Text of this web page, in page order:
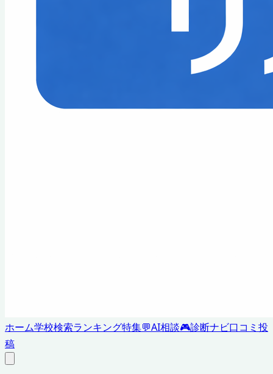
ホーム学校検索ランキング特集💬AI相談🎮診断ナビ口コミ投
稿